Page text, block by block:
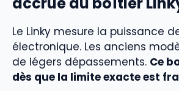
Le Linky mesure la puissance
électronique. Les anciens
de légers dépassements. Ce
dès que la limite exacte est